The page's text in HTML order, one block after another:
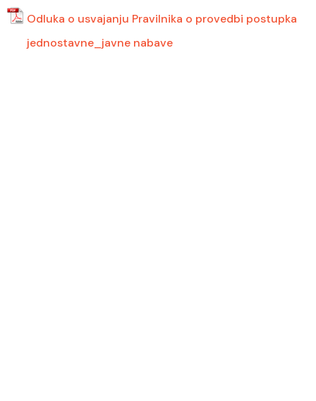
Odluka o usvajanju Pravilnika o provedbi postupka
jednostavne_javne nabave